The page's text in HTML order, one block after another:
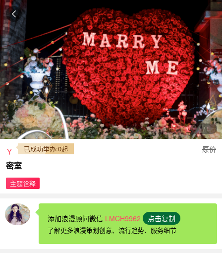
1/1
￥ 已成功举办:0起 原价
密室
主题诠释
添加浪漫顾问微信 LMCH9962 点击复制
了解更多浪漫策划创意、流行趋势、服务细节